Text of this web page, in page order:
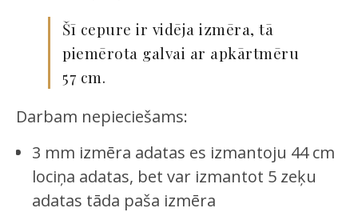
Šī cepure ir vidēja izmēra, tā
piemērota galvai ar apkārtmēru
57 cm.
Darbam nepieciešams:
3 mm izmēra adatas es izmantoju 44 cm
lociņa adatas, bet var izmantot 5 zeķu
adatas tāda paša izmēra